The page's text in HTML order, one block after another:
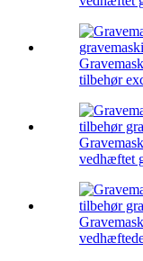
tilbehør
vedhæftet